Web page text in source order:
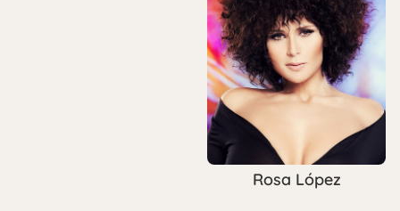
Rosa López